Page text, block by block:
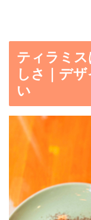
ティラミ
しさ｜デ
い